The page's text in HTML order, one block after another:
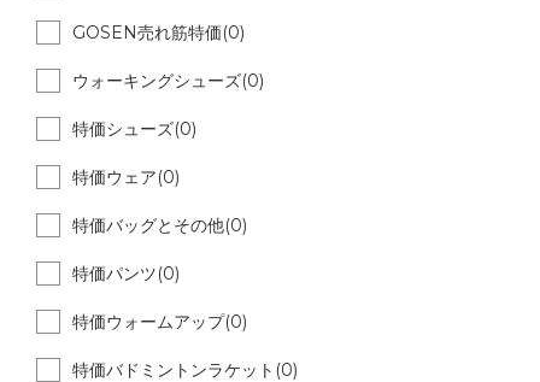
GOSEN売れ筋特価(0)
ウォーキングシューズ(0)
特価シューズ(0)
特価ウェア(0)
特価バッグとその他(0)
特価パンツ(0)
特価ウォームアップ(0)
特価バドミントンラケット(0)